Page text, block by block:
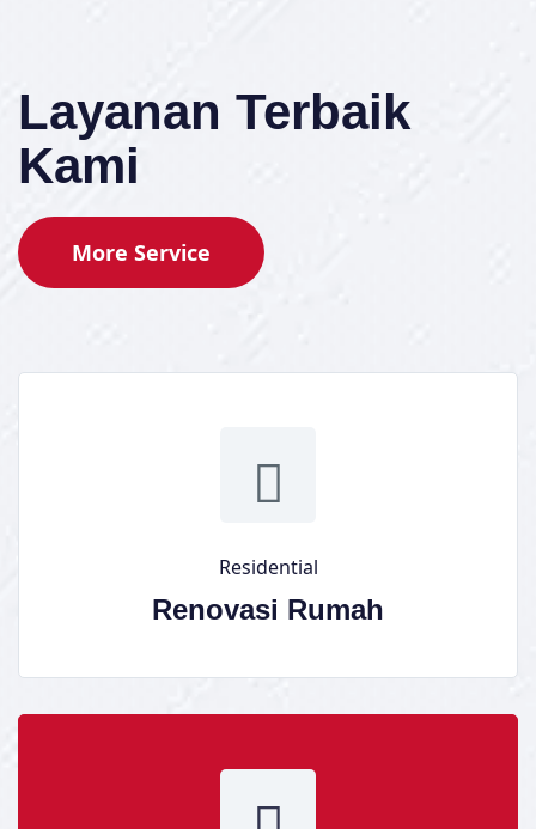
Layanan Terbaik
Kami
More Service
Residential
Renovasi Rumah